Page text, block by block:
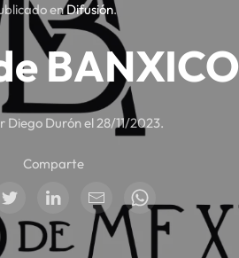
enDifusión.
BANXICO
Diego Durón el28/11/2023.
Comparte